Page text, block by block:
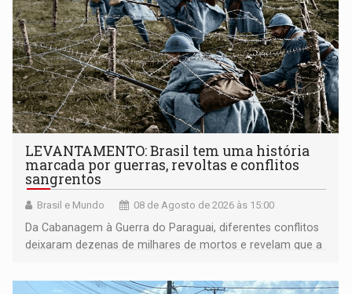
LEVANTAMENTO: Brasil tem uma história
marcada por guerras, revoltas e conflitos
sangrentos
Brasil e Mundo 08 de Agosto de 2026 às 15:00
Da Cabanagem à Guerra do Paraguai, diferentes conflitos
deixaram dezenas de milhares de mortos e revelam que a
territoriais e sociais